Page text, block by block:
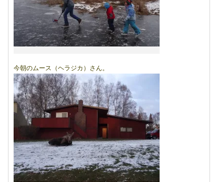
今朝のムース（ヘラジカ）さん。